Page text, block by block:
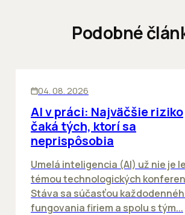
Podobné
04. 08. 2026
AI v práci: Najväčšie riziko
čaká tých, ktorí sa
neprispôsobia
Umelá inteligencia (AI) už nie je
témou technologických
Stáva sa súčasťou
fungovania firiem a spolu s tým...